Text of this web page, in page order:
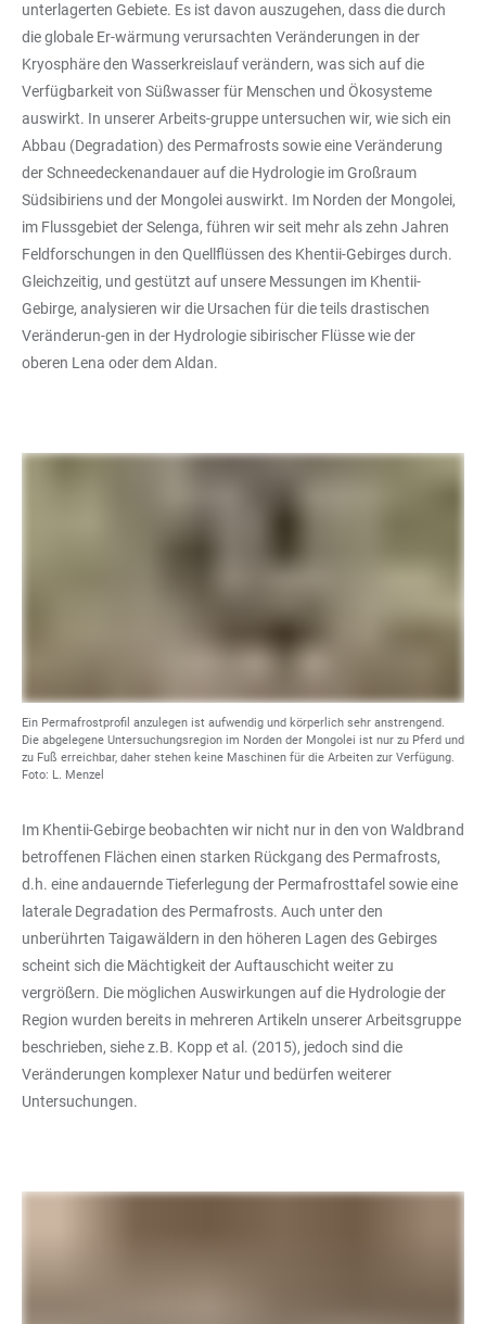
unterlagerten Gebiete. Es ist davon auszugehen, dass die durch
die globale Er-wärmung verursachten Veränderungen in der
Kryosphäre den Wasserkreislauf verändern, was sich auf die
Verfügbarkeit von Süßwasser für Menschen und Ökosysteme
auswirkt. In unserer Arbeits-gruppe untersuchen wir, wie sich ein
Abbau (Degradation) des Permafrosts sowie eine Veränderung
der Schneedeckenandauer auf die Hydrologie im Großraum
Südsibiriens und der Mongolei auswirkt. Im Norden der Mongolei,
im Flussgebiet der Selenga, führen wir seit mehr als zehn Jahren
Feldforschungen in den Quellflüssen des Khentii-Gebirges durch.
Gleichzeitig, und gestützt auf unsere Messungen im Khentii-
Gebirge, analysieren wir die Ursachen für die teils drastischen
Veränderun-gen in der Hydrologie sibirischer Flüsse wie der
oberen Lena oder dem Aldan.
Ein Permafrostprofil anzulegen ist aufwendig und körperlich sehr anstrengend.
Die abgelegene Untersuchungsregion im Norden der Mongolei ist nur zu Pferd und
zu Fuß erreichbar, daher stehen keine Maschinen für die Arbeiten zur Verfügung.
Foto: L. Menzel
Im Khentii-Gebirge beobachten wir nicht nur in den von Waldbrand
betroffenen Flächen einen starken Rückgang des Permafrosts,
d.h. eine andauernde Tieferlegung der Permafrosttafel sowie eine
laterale Degradation des Permafrosts. Auch unter den
unberührten Taigawäldern in den höheren Lagen des Gebirges
scheint sich die Mächtigkeit der Auftauschicht weiter zu
vergrößern. Die möglichen Auswirkungen auf die Hydrologie der
Region wurden bereits in mehreren Artikeln unserer Arbeitsgruppe
beschrieben, siehe z.B. Kopp et al. (2015), jedoch sind die
Veränderungen komplexer Natur und bedürfen weiterer
Untersuchungen.